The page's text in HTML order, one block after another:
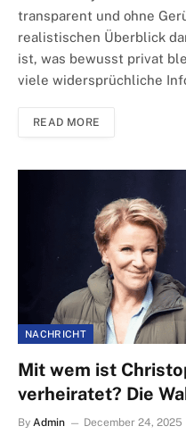
transparent und ohne
realistischen Überblick
ist, was bewusst privat
viele widersprüchliche
READ MORE
NACHRICHT
Mit wem ist
verheiratet? Die
By Admin December 24, 2025